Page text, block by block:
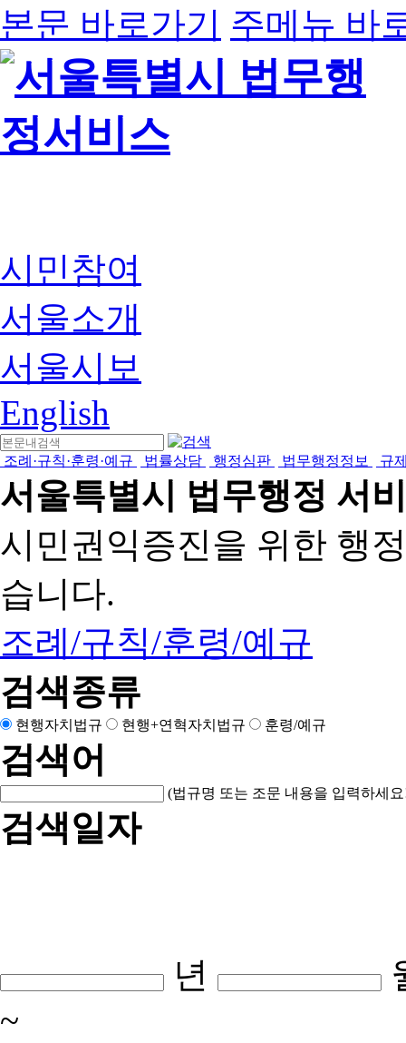
본문 바로가기 주메뉴 바
시민참여
서울소개
서울시보
English
조례·규칙·훈령·예규 법률상담 행정심판 법무행정정보 규
서울특별시 법무행정 서
시민권익증진을 위한 행
습니다.
조례/규칙/훈령/예규
검색종류
현행자치법규 현행+연혁자치법규 훈령/예규
검색어
(법규명 또는 조문 내용을 입력하세
검색일자
년
~